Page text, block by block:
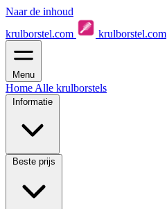
Naar de inhoud
krulborstel.com
krulborstel.com
Menu
Home Alle krulborstels
Informatie
Beste prijs